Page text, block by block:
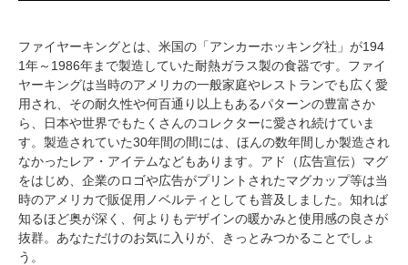
ファイヤーキングとは、米国の「アンカーホッキング社」が194
1年～1986年まで製造していた耐熱ガラス製の食器です。ファイ
ヤーキングは当時のアメリカの一般家庭やレストランでも広く愛
用され、その耐久性や何百通り以上もあるパターンの豊富さか
ら、日本や世界でもたくさんのコレクターに愛され続けていま
す。製造されていた30年間の間には、ほんの数年間しか製造され
なかったレア・アイテムなどもあります。アド（広告宣伝）マグ
をはじめ、企業のロゴや広告がプリントされたマグカップ等は当
時のアメリカで販促用ノベルティとしても普及しました。知れば
知るほど奥が深く、何よりもデザインの暖かみと使用感の良さが
抜群。あなただけのお気に入りが、きっとみつかることでしょ
う。